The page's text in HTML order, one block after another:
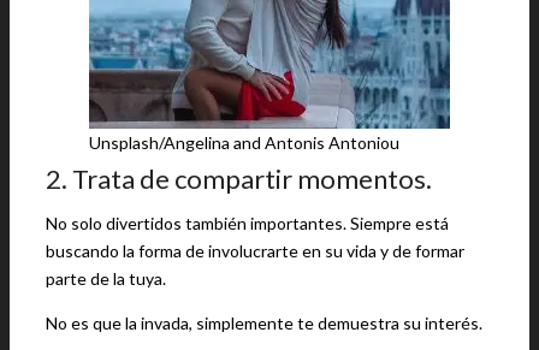
Unsplash/Angelina and Antonis Antoniou
2. Trata de compartir momentos.
No solo divertidos también importantes. Siempre está
buscando la forma de involucrarte en su vida y de formar
parte de la tuya.
No es que la invada, simplemente te demuestra su interés.